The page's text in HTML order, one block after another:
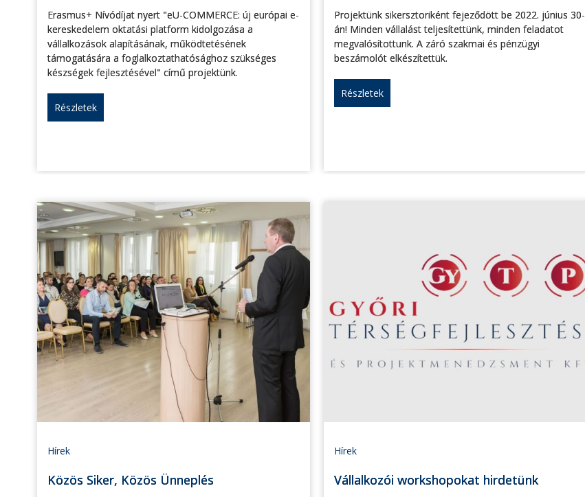
Erasmus+ Nívódíjat nyert "eU-COMMERCE: új európai e-
kereskedelem oktatási platform kidolgozása a
vállalkozások alapításának, működtetésének
támogatására a foglalkoztathatósághoz szükséges
készségek fejlesztésével" című projektünk.
Részletek
Projektünk sikersztoriként fejeződött be 2022. június 30-
án! Minden vállalást teljesítettünk, minden feladatot
megvalósítottunk. A záró szakmai és pénzügyi
beszámolót elkészítettük.
Részletek
Hírek
Közös Siker, Közös Ünneplés
Hírek
Vállalkozói workshopokat hirdetünk